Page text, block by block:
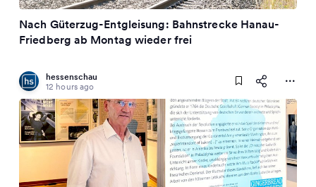
Nach Güterzug-Entgleisung: Bahnstrecke Hanau-
Friedberg ab Montag wieder frei
hessenschau
12 hours ago